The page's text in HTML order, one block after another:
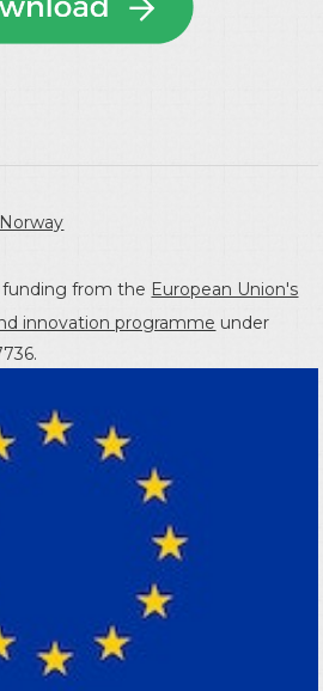
funding from the European Union's
innovation programme under